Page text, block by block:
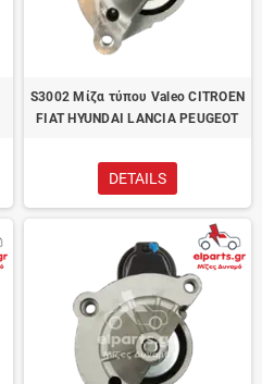
S3002 Μίζα τύπου Valeo CITROEN
FIAT HYUNDAI LANCIA PEUGEOT
DETAILS